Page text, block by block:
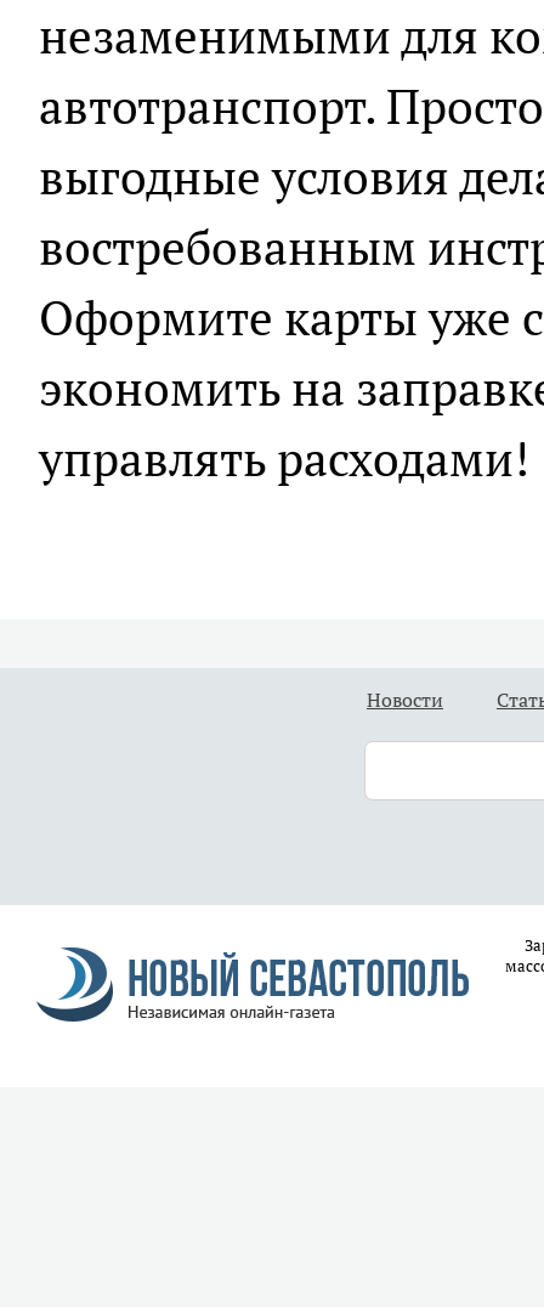
незаменимыми для
автотранспорт.
выгодные условия
востребованным
Оформите карты уже
экономить на
управлять расходами!
Новости